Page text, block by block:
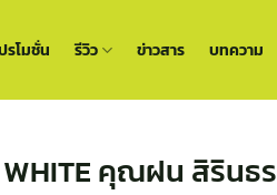
รโมชั่น รีวิว ข่าวสาร บทความ
WHITE คุณฝน สิรินธร